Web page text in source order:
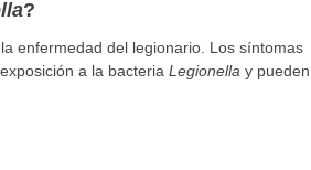
?
enfermedad del legionario. Los síntomas
a la bacteria Legionella y pueden